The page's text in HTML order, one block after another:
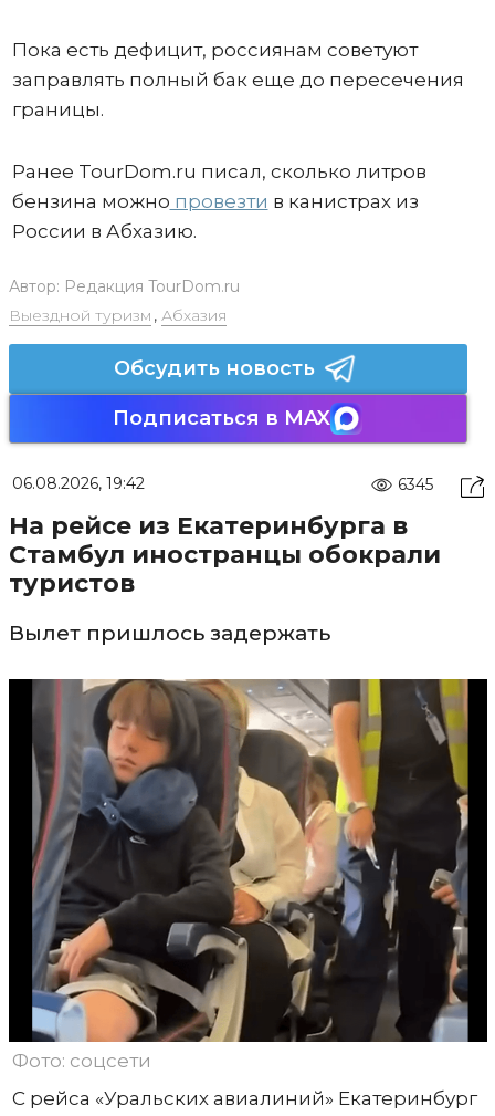
Пока есть дефицит, россиянам советуют
заправлять полный бак еще до пересечения
границы.
Ранее TourDom.ru писал, сколько литров
бензина можно провезти в канистрах из
России в Абхазию.
Автор: Редакция TourDom.ru
Выездной туризм , Абхазия
Обсудить новость
Подписаться в MAX
06.08.2026, 19:42 6345
На рейсе из Екатеринбурга в
Стамбул иностранцы обокрали
туристов
Вылет пришлось задержать
Фото: соцсети
С рейса «Уральских авиалиний» Екатеринбург